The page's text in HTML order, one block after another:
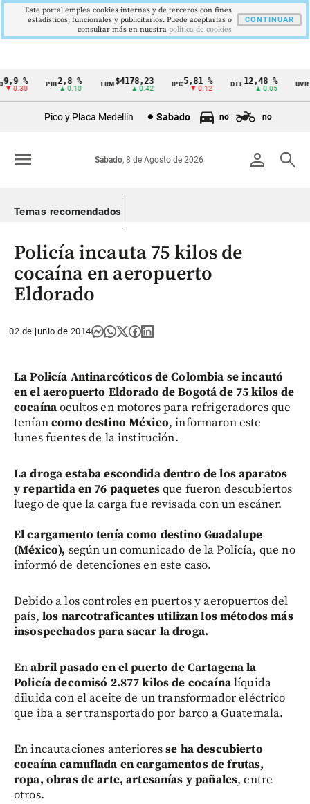
Cintillo
Colombia
%
0.30
PIB2,8 %
▲ 0.10
TRM$4178,23
▲ 0.42
IPC5,81 %
▼ 0.12
DTF12,48 %
▲ 0.05
UVR
Pico y Placa Medellín Sabado no no
person search
Sábado, 8 de Agosto de 2026
menu
Temas recomendados
Policía incauta 75 kilos de
cocaína en aeropuerto
Eldorado
02 de junio de 2014
La Policía Antinarcóticos de Colombia se incautó
en el aeropuerto Eldorado de Bogotá de 75 kilos de
cocaínaocultos en motores para refrigeradores que
teníancomo destino México, informaron este
lunes fuentes de la institución.
La droga estaba escondida dentro de los aparatos
y repartida en 76 paquetesque fueron descubiertos
luego de que la carga fue revisada con un escáner.
El cargamento tenía como destino Guadalupe
(México), según un comunicado de la Policía, que no
informó de detenciones en este caso.
Debido a los controles en puertos y aeropuertos del
país, los narcotraficantes utilizan los métodos más
insospechados para sacar la droga.
Enabril pasado en el puerto de Cartagena la
Policía decomisó 2.877 kilos de cocaínalíquida
diluida con el aceite de un transformador eléctrico
que iba a ser transportado por barco a Guatemala.
En incautaciones anterioresse ha descubierto
cocaína camuflada en cargamentos de frutas,
ropa, obras de arte, artesanías y pañales, entre
otros.
Este portal emplea cookies internas y de terceros con fines
estadísticos, funcionales y publicitarios. Puede aceptarlas o
consultar más en nuestra politica de cookies
CONTINUAR